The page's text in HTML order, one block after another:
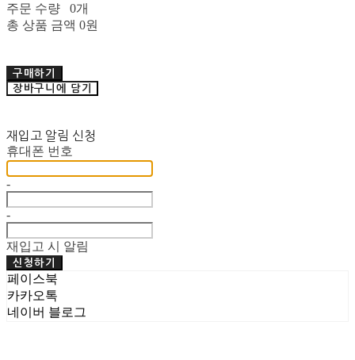
주문 수량
0개
총 상품 금액 0원
구매하기
장바구니에 담기
재입고 알림 신청
휴대폰 번호
-
-
재입고 시 알림
신청하기
페이스북
카카오톡
네이버 블로그